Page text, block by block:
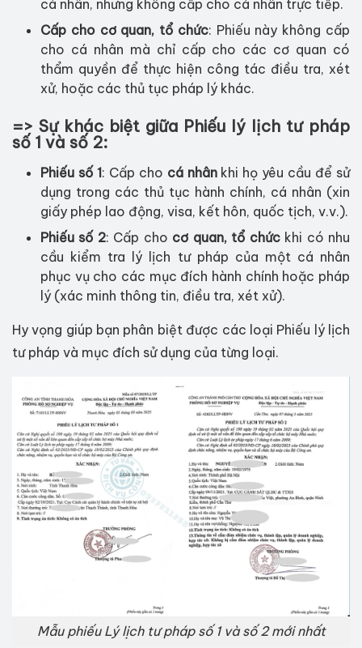
cá nhân, nhưng không cấp cho cá nhân trực tiếp.
Cấp cho cơ quan, tổ chức: Phiếu này không cấp
cho cá nhân mà chỉ cấp cho các cơ quan có
thẩm quyền để thực hiện công tác điều tra, xét
xử, hoặc các thủ tục pháp lý khác.
=> Sự khác biệt giữa Phiếu lý lịch tư pháp
số 1 và số 2:
Phiếu số 1: Cấp cho cá nhânkhi họ yêu cầu để sử
dụng trong các thủ tục hành chính, cá nhân (xin
giấy phép lao động, visa, kết hôn, quốc tịch, v.v.).
Phiếu số 2: Cấp cho cơ quan, tổ chứckhi có nhu
cầu kiểm tra lý lịch tư pháp của một cá nhân
phục vụ cho các mục đích hành chính hoặc pháp
lý (xác minh thông tin, điều tra, xét xử).
Hy vọng giúp bạn phân biệt được các loại Phiếu lý lịch
tư pháp và mục đích sử dụng của từng loại.
Mẫu phiếu Lý lịch tư pháp số 1 và số 2 mới nhất